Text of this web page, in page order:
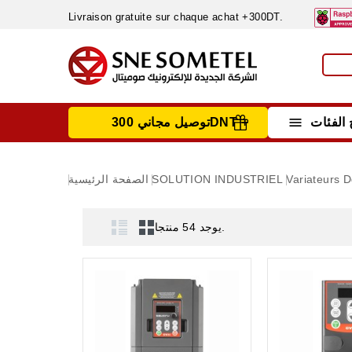
Livraison gratuite sur chaque achat +300DT.
 توصيل مجاني 300DNT +
الصفحة الرئيسية SOLUTION INDUSTRIEL Variateurs